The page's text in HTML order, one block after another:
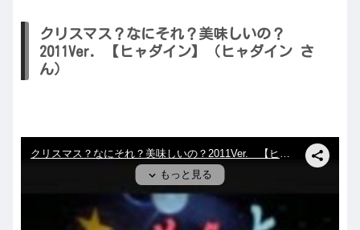
クリスマス？なにそれ？美味しいの？
2011Ver. 【ヒャダイン】（ヒャダイン さ
ん）